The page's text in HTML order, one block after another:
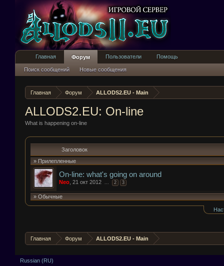
Главная Форум ALLODS2.EU - Main
ALLODS2.EU: On-line
What is happening on-line
Заголовок
» Прилепленные
On-line: what's going on around
Neo 21 окт 2012 ... 2 3
» Обычные
Главная Форум ALLODS2.EU - Main
Главная Форум
Поиск сообщений Новые сообщения
Пользователи Помощь
Russian (RU)